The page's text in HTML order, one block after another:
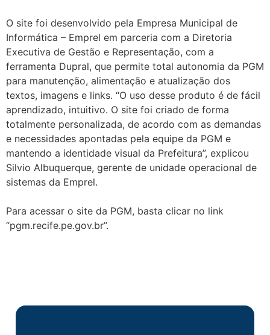
O site foi desenvolvido pela Empresa Municipal de
Informática – Emprel em parceria com a Diretoria
Executiva de Gestão e Representação, com a
ferramenta Dupral, que permite total autonomia da PGM
para manutenção, alimentação e atualização dos
textos, imagens e links. “O uso desse produto é de fácil
aprendizado, intuitivo. O site foi criado de forma
totalmente personalizada, de acordo com as demandas
e necessidades apontadas pela equipe da PGM e
mantendo a identidade visual da Prefeitura”, explicou
Silvio Albuquerque, gerente de unidade operacional de
sistemas da Emprel.
Para acessar o site da PGM, basta clicar no link
“pgm.recife.pe.gov.br”.